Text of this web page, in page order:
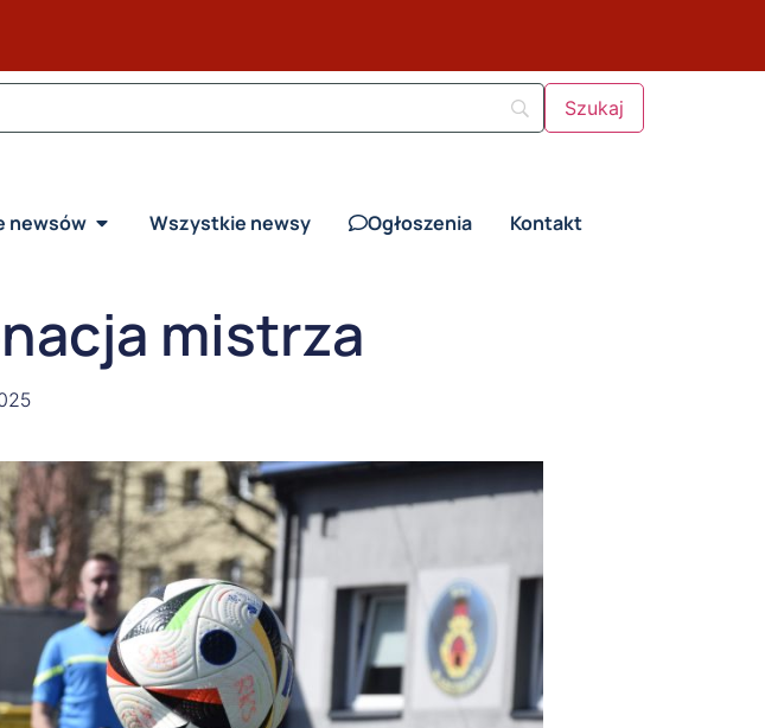
newsów Wszystkie newsy Ogłoszenia Kontakt
mistrza